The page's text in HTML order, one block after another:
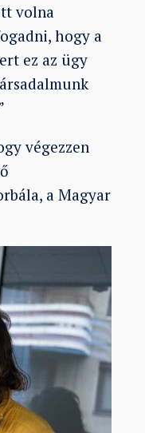
volna
hogy a
ez az ügy
végezzen
a Magyar